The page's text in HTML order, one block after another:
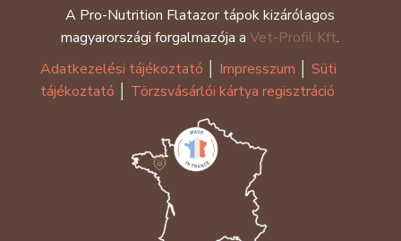
A Pro-Nutrition Flatazor tápok kizárólagos
magyarországi forgalmazója aVet-Profil Kft.
Adatkezelési tájékoztató
Impresszum
Süti
tájékoztató
Törzsvásárlói kártya regisztráció